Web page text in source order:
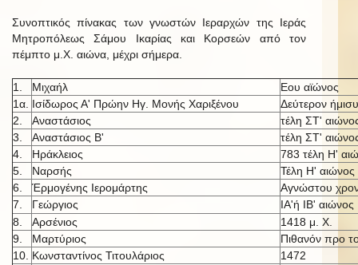
Συνοπτικός πίνακας των γνωστών Ιεραρχών της Ιεράς
Μητροπόλεως Σάμου Ικαρίας και Κορσεών από τον
πέμπτο μ.Χ. αιώνα, μέχρι σήμερα.
1. Μιχαήλ
Εου αϊώνος
1α. Ισίδωρος Α' Πρώην Ηγ. Μονής Χαριξένου
Δεύτερον
2.
Αναστάσιος
τέλη ΣΤ'
3.
Αναστάσιος Β'
τέλη ΣΤ'
4.
Ηράκλειος
783 τέλη Η'
5.
Ναρσής
Τέλη Η' αιώνος
6.
Έρμογένης Ιερομάρτης
Αγνώστου
7.
Γεώργιος ΙΑ'ή IB' αιώνος
8.
Αρσένιος
1418 μ. X.
9.
Μαρτύριος
Πιθανόν προ
10. Κωνσταντίνος Τιτουλάριος
1472